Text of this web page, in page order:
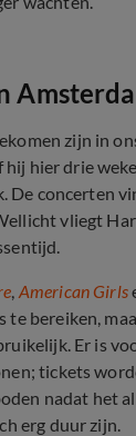
record af
zijn in
hier drie
De concerten
vliegt
, American Girls
te bereiken,
Er is
tickets
nadat het
erg duur zijn.